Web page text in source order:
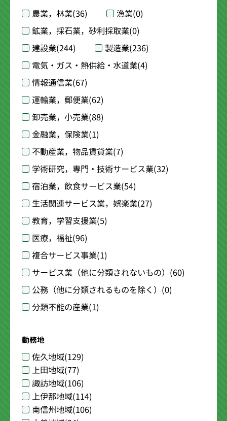
農業，林業(36) 漁業(0)
鉱業，採石業，砂利採取業(0)
建設業(244) 製造業(236)
電気・ガス・熱供給・水道業(4)
情報通信業(67)
運輸業，郵便業(62)
卸売業，小売業(88)
金融業，保険業(1)
不動産業，物品賃貸業(7)
学術研究，専門・技術サービス業(32)
宿泊業，飲食サービス業(54)
生活関連サービス業，娯楽業(27)
教育，学習支援業(5)
医療，福祉(96)
複合サービス事業(1)
サービス業（他に分類されないもの） (60)
公務（他に分類されるものを除く） (0)
分類不能の産業(1)
勤務地
佐久地域(129)
上田地域(77)
諏訪地域(106)
上伊那地域(114)
南信州地域(106)